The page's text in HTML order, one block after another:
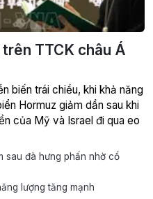
TTCK châu Á
biến trái chiều, khi khả năng
Hormuz giảm dần sau khi
của Mỹ và Israel đi qua eo
sau đà hưng phấn nhờ cổ
lượng tăng mạnh